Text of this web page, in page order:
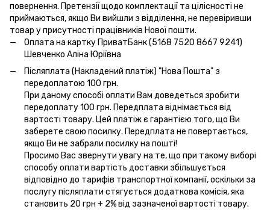
повернення. Претензії щодо комплектації та цілісності не
приймаються, якщо Ви вийшли з відділення, не перевіривши
товар у присутності працівників Нової пошти.
Оплата на картку ПриватБанк (5168 7520 8667 9241)
Шевченко Аліна Юріївна
Післяплата (Накладений платіж) "Нова Пошта" з
передоплатою 100 грн.
При даному способі оплати Вам доведеться зробити
передоплату 100 грн. Передплата віднімається від
вартості товару. Цей платіж є гарантією того, що Ви
заберете свою посилку. Передплата не повертається,
якщо Ви не забрали посилку на пошті!
Просимо Вас звернути увагу на те, що при такому виборі
способу оплати вартість доставки збільшується
відповідно до тарифів транспортної компанії, оскільки за
послугу післяплати стягується додаткова комісія, яка
становить 20 грн + 2% від зазначеної вартості товару.